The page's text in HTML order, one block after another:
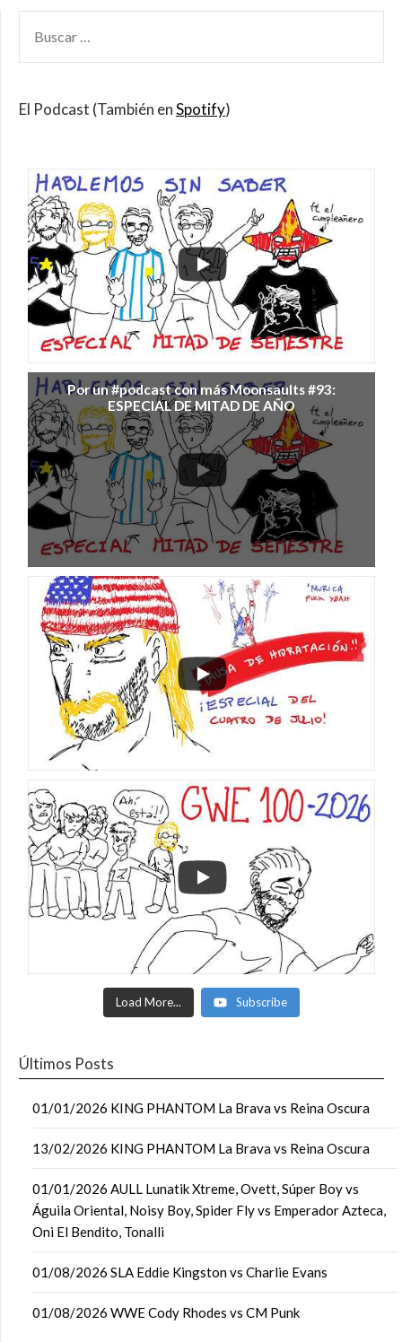
POR:
El Podcast (También enSpotify)
Por un #podcast con más Moonsaults #93:
ESPECIAL DE MITAD DE AÑO
Load More... Subscribe
Últimos Posts
01/01/2026 KING PHANTOM La Brava vs Reina Oscura
13/02/2026 KING PHANTOM La Brava vs Reina Oscura
01/01/2026 AULL Lunatik Xtreme, Ovett, Súper Boy vs
Águila Oriental, Noisy Boy, Spider Fly vs Emperador Azteca,
Oni El Bendito, Tonalli
01/08/2026 SLA Eddie Kingston vs Charlie Evans
01/08/2026 WWE Cody Rhodes vs CM Punk